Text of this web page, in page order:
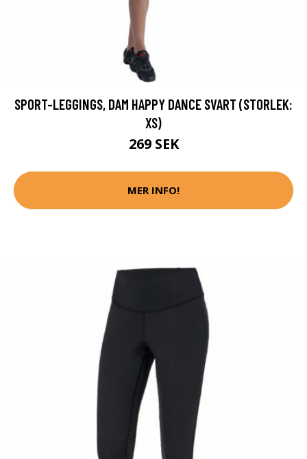
SPORT-LEGGINGS, DAM HAPPY DANCE SVART (STORLEK:
XS)
269 SEK
MER INFO!